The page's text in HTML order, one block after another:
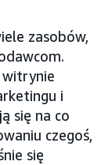
zasobów,
i
się na co
czegoś,
się